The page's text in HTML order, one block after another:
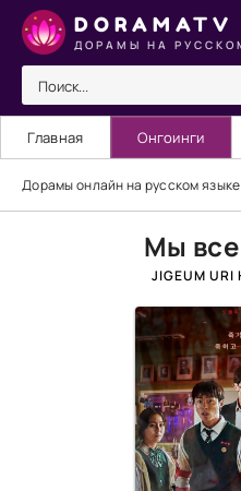
DORAMATV
ДОРАМЫ НА
Главная Онгоинги
Дорамы онлайн на русском языке
Мы
JIGEUM URI